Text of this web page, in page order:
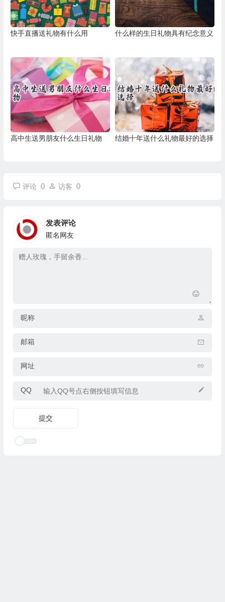
快手直播送礼物有什么用 什么样的生日礼物具有纪念意义
高中生送男朋友什么生日礼物 结婚十年送什么礼物最好的选择
评论 0 访客 0
发表评论
匿名网友
昵称
邮箱
网址
QQ